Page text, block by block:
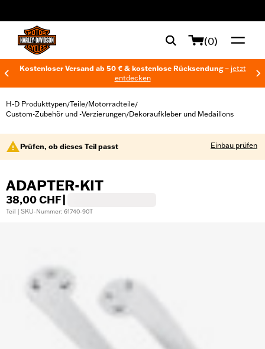
(0)
Kostenloser Versand ab 50 € & kostenlose Rücksendung – jetzt
entdecken
H-D Produkttypen/Teile/Motorradteile/
Custom-Zubehör und -Verzierungen/Dekoraufkleber und Medaillons
Prüfen, ob dieses Teil passt Einbau prüfen
ADAPTER-KIT
38,00 CHF
Teil | SKU-Nummer: 61740-90T